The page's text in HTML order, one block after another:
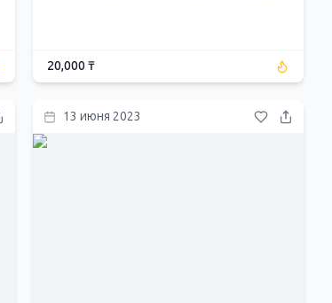
20,000 ₸
13 июня 2023